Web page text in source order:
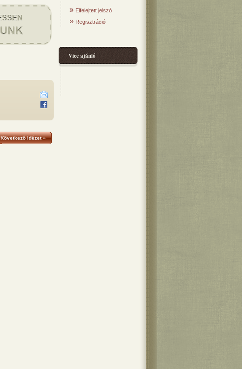
Következő idézet »
» Elfelejtett jelszó
» Regisztráció
Vicc ajánló